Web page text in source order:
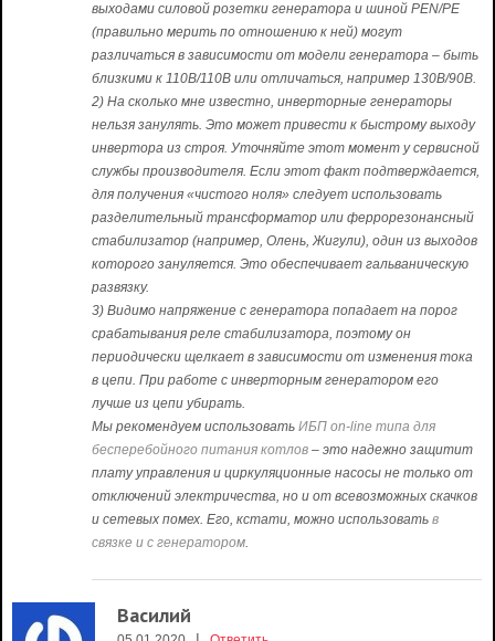
выходами силовой розетки генератора и шиной PEN/PE
(правильно мерить по отношению к ней) могут
различаться в зависимости от модели генератора – быть
близкими к 110В/110В или отличаться, например 130В/90В.
2) На сколько мне известно, инверторные генераторы
нельзя занулять. Это может привести к быстрому выходу
инвертора из строя. Уточняйте этот момент у сервисной
службы производителя. Если этот факт подтверждается,
для получения «чистого ноля» следует использовать
разделительный трансформатор или феррорезонансный
стабилизатор (например, Олень, Жигули), один из выходов
которого зануляется. Это обеспечивает гальваническую
развязку.
3) Видимо напряжение с генератора попадает на порог
срабатывания реле стабилизатора, поэтому он
периодически щелкает в зависимости от изменения тока
в цепи. При работе с инверторным генератором его
лучше из цепи убирать.
Мы рекомендуем использоватьИБП on-line типа для
бесперебойного питания котлов – это надежно защитит
плату управления и циркуляционные насосы не только от
отключений электричества, но и от всевозможных скачков
и сетевых помех. Его, кстати, можно использоватьв
связке и с генератором.
Василий